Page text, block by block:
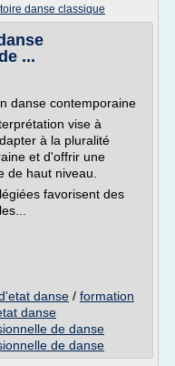
danse classique
...
danse contemporaine
vise à
à la pluralité
et d'offrir une
de haut niveau.
favorisent des
danse / formation
danse
de danse
de danse